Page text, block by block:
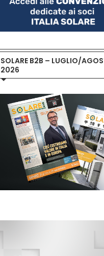
SOLARE B2B – LUGLIO/
2026